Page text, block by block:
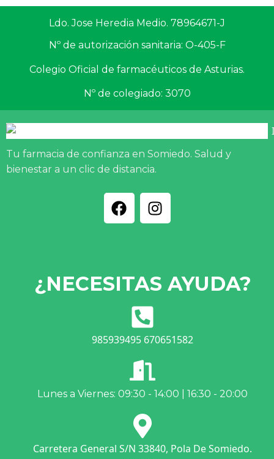
Ldo. Jose Heredia Medio. 78964671-J
Nº de autorización sanitaria: O-405-F
Colegio Oficial de farmacéuticos de Asturias.
Nº de colegiado: 3070
Tu farmacia de confianza en Somiedo. Salud y
bienestar a un clic de distancia.
¿NECESITAS AYUDA?
985939495 670651582
Lunes a Viernes: 09:30 - 14:00 | 16:30 - 20:00
Carretera General S/N 33840, Pola De Somiedo.